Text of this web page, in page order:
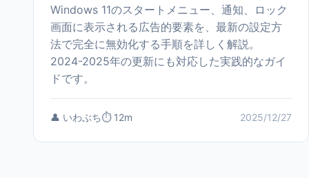
Windows 11のスタートメニュー、通知、ロック
画面に表示される広告的要素を、最新の設定方
法で完全に無効化する手順を詳しく解説。
2024-2025年の更新にも対応した実践的なガイ
ドです。
👤 いわぶち⏱️ 12m 2025/12/27